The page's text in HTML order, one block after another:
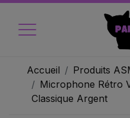
Accueil
Produits
Microphone Rétro
Classique Argent